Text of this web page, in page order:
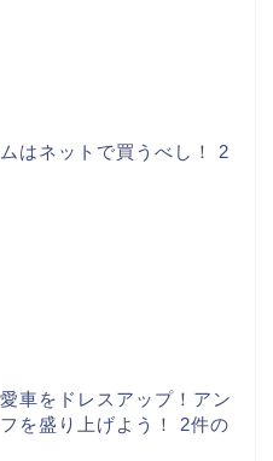
はネットで買うべし！ 2
車をドレスアップ！アン
を盛り上げよう！ 2件の